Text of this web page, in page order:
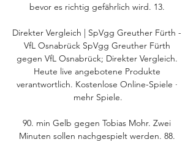
bevor es richtig gefährlich wird. 13.
Direkter Vergleich | SpVgg Greuther Fürth -
VfL Osnabrück SpVgg Greuther Fürth
gegen VfL Osnabrück; Direkter Vergleich.
Heute live angebotene Produkte
verantwortlich. Kostenlose Online-Spiele ·
mehr Spiele.
90. min Gelb gegen Tobias Mohr. Zwei
Minuten sollen nachgespielt werden. 88.